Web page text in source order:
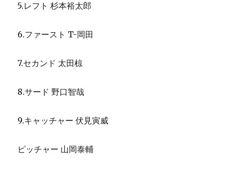
5.レフト 杉本裕太郎
6.ファースト T-岡田
7.セカンド 太田椋
8.サード 野口智哉
9.キャッチャー 伏見寅威
ピッチャー 山岡泰輔